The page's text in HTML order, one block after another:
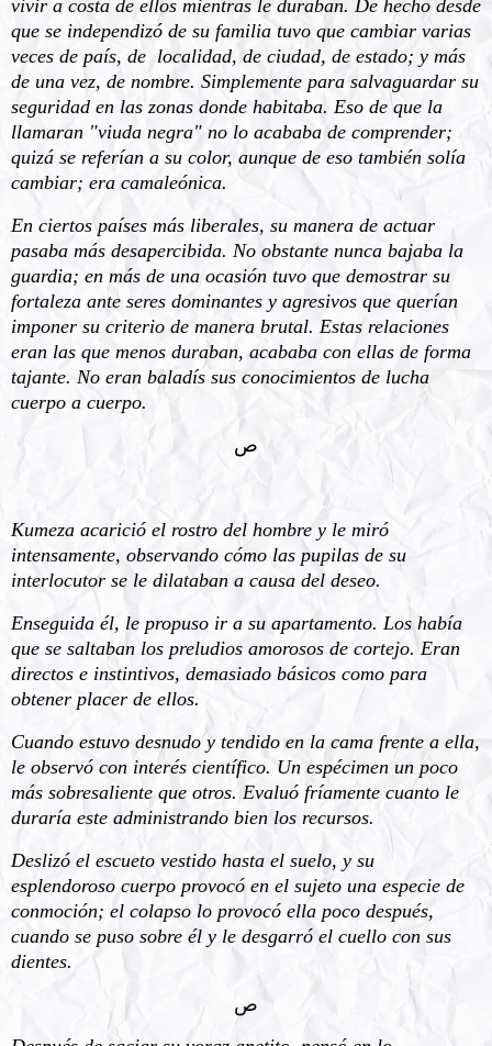
vivir a costa de ellos mientras le duraban. De hecho desde
que se independizó de su familia tuvo que cambiar varias
veces de país, de localidad, de ciudad, de estado; y más
de una vez, de nombre. Simplemente para salvaguardar su
seguridad en las zonas donde habitaba. Eso de que la
llamaran "viuda negra" no lo acababa de comprender;
quizá se referían a su color, aunque de eso también solía
cambiar; era camaleónica.
En ciertos países más liberales, su manera de actuar
pasaba más desapercibida. No obstante nunca bajaba la
guardia; en más de una ocasión tuvo que demostrar su
fortaleza ante seres dominantes y agresivos que querían
imponer su criterio de manera brutal. Estas relaciones
eran las que menos duraban, acababa con ellas de forma
tajante. No eran baladís sus conocimientos de lucha
cuerpo a cuerpo.
ﺹ
Kumeza acarició el rostro del hombre y le miró
intensamente, observando cómo las pupilas de su
interlocutor se le dilataban a causa del deseo.
Enseguida él, le propuso ir a su apartamento. Los había
que se saltaban los preludios amorosos de cortejo. Eran
directos e instintivos, demasiado básicos como para
obtener placer de ellos.
Cuando estuvo desnudo y tendido en la cama frente a ella,
le observó con interés científico. Un espécimen un poco
más sobresaliente que otros. Evaluó fríamente cuanto le
duraría este administrando bien los recursos.
Deslizó el escueto vestido hasta el suelo, y su
esplendoroso cuerpo provocó en el sujeto una especie de
conmoción; el colapso lo provocó ella poco después,
cuando se puso sobre él y le desgarró el cuello con sus
dientes.
ﺹ